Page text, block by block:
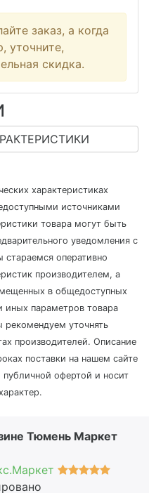
заказ, а когда
уточните,
скидка.
характеристиках
источниками
товара могут быть
уведомления с
оперативно
производителем, а
в общедоступных
иных параметров товара
уточнять
производителей. Описание
поставки на нашем сайте
офертой и носит
Тюмень Маркет